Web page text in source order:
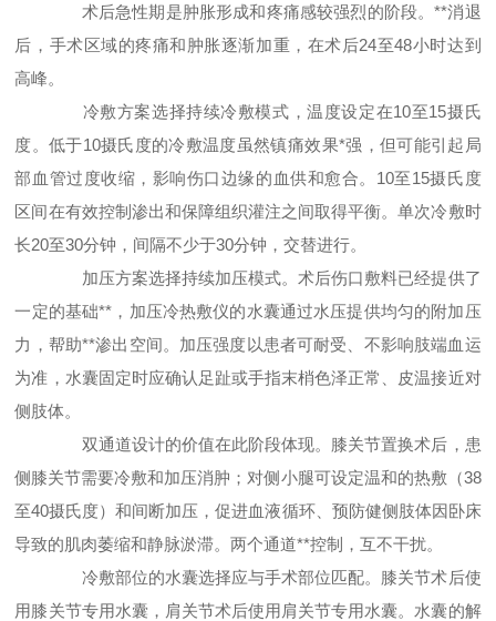
术后急性期是肿胀形成和疼痛感较强烈的阶段。**消退
后，手术区域的疼痛和肿胀逐渐加重，在术后24至48小时达到
高峰。
冷敷方案选择持续冷敷模式，温度设定在10至15摄氏
度。低于10摄氏度的冷敷温度虽然镇痛效果*强，但可能引起局
部血管过度收缩，影响伤口边缘的血供和愈合。10至15摄氏度
区间在有效控制渗出和保障组织灌注之间取得平衡。单次冷敷时
长20至30分钟，间隔不少于30分钟，交替进行。
加压方案选择持续加压模式。术后伤口敷料已经提供了
一定的基础**，加压冷热敷仪的水囊通过水压提供均匀的附加压
力，帮助**渗出空间。加压强度以患者可耐受、不影响肢端血运
为准，水囊固定时应确认足趾或手指末梢色泽正常、皮温接近对
侧肢体。
双通道设计的价值在此阶段体现。膝关节置换术后，患
侧膝关节需要冷敷和加压消肿；对侧小腿可设定温和的热敷（38
至40摄氏度）和间断加压，促进血液循环、预防健侧肢体因卧床
导致的肌肉萎缩和静脉淤滞。两个通道**控制，互不干扰。
冷敷部位的水囊选择应与手术部位匹配。膝关节术后使
用膝关节专用水囊，肩关节术后使用肩关节专用水囊。水囊的解